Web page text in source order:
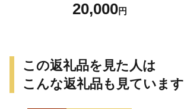
20,000円
この返礼品を見た人は
こんな返礼品も見ています